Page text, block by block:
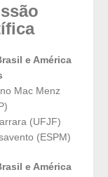
e América
Mac Menz
(UFJF)
(ESPM)
e América